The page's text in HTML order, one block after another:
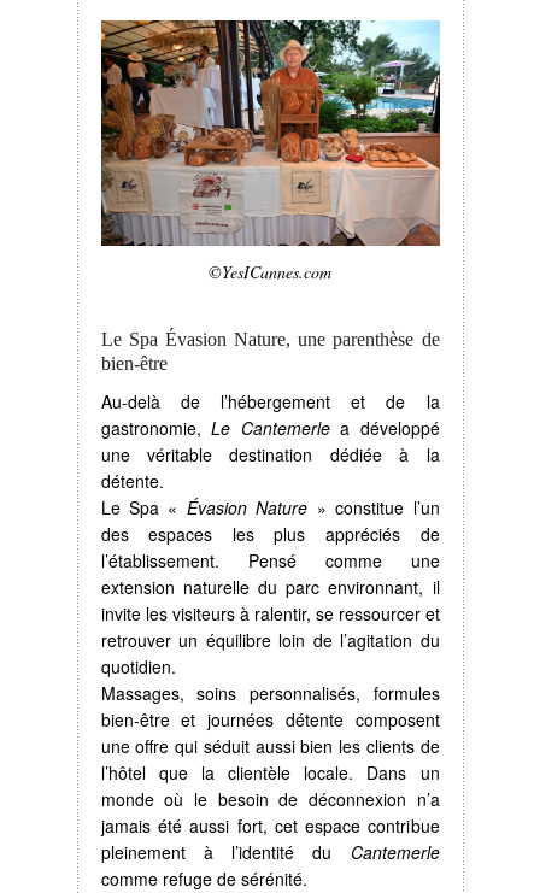
©YesICannes.com
Le Spa Évasion Nature, une parenthèse de
bien-être
Au-delà de l’hébergement et de la
gastronomie, Le Cantemerlea développé
une véritable destination dédiée à la
détente.
Le Spa « Évasion Nature » constitue l’un
des espaces les plus appréciés de
l’établissement. Pensé comme une
extension naturelle du parc environnant, il
invite les visiteurs à ralentir, se ressourcer et
retrouver un équilibre loin de l’agitation du
quotidien.
Massages, soins personnalisés, formules
bien-être et journées détente composent
une offre qui séduit aussi bien les clients de
l’hôtel que la clientèle locale. Dans un
monde où le besoin de déconnexion n’a
jamais été aussi fort, cet espace contribue
pleinement à l’identité du Cantemerle
comme refuge de sérénité.